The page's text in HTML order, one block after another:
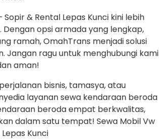
Sopir & Rental Lepas Kunci kini lebih
opsi armada yang lengkap,
ramah, OmahTrans menjadi solusi
ragu untuk menghubungi kami
aman!
bisnis, tamasya, atau
layanan sewa kendaraan beroda
beroda empat berkwalitas,
dalam satu tempat! Sewa Mobil Vw
Kunci